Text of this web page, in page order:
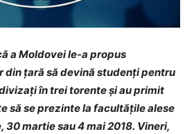
a Moldovei le-a propus
din țară să devină studenți pentru
în trei torente și au primit
să se prezinte la facultățile alese
30 martie sau 4 mai 2018. Vineri,